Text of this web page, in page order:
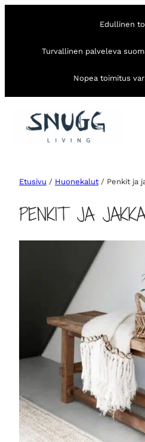
Edullinen
Turvallinen palveleva
Nopea toimitus
Etusivu / Huonekalut / Penkit ja
PENKIT JA